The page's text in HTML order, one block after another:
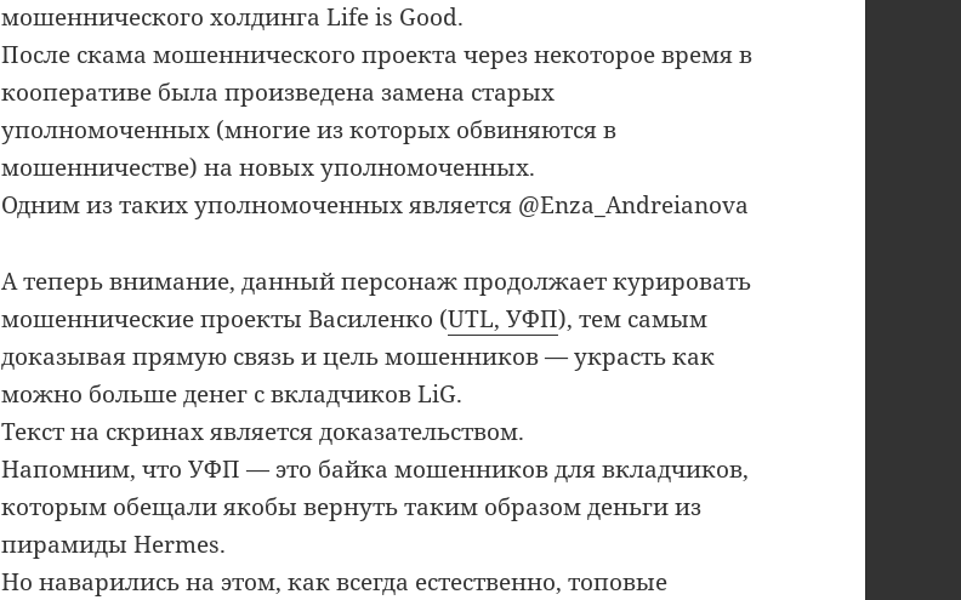
мошеннического холдинга Life is Good.
После скама мошеннического проекта через некоторое время в
кооперативе была произведена замена старых
уполномоченных (многие из которых обвиняются в
мошенничестве) на новых уполномоченных.
Одним из таких уполномоченных является @Enza_Andreianova
А теперь внимание, данный персонаж продолжает курировать
мошеннические проекты Василенко (UTL, УФП), тем самым
доказывая прямую связь и цель мошенников — украсть как
можно больше денег с вкладчиков LiG.
Текст на скринах является доказательством.
Напомним, что УФП — это байка мошенников для вкладчиков,
которым обещали якобы вернуть таким образом деньги из
пирамиды Hermes.
Но наварились на этом, как всегда естественно, топовые